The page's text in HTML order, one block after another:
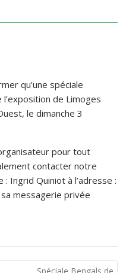
qu’une spéciale
l’exposition de Limoges
le dimanche 3
pour tout
contacter notre
Ingrid Quiniot à l’adresse :
messagerie privée
Spéciale Bengals de